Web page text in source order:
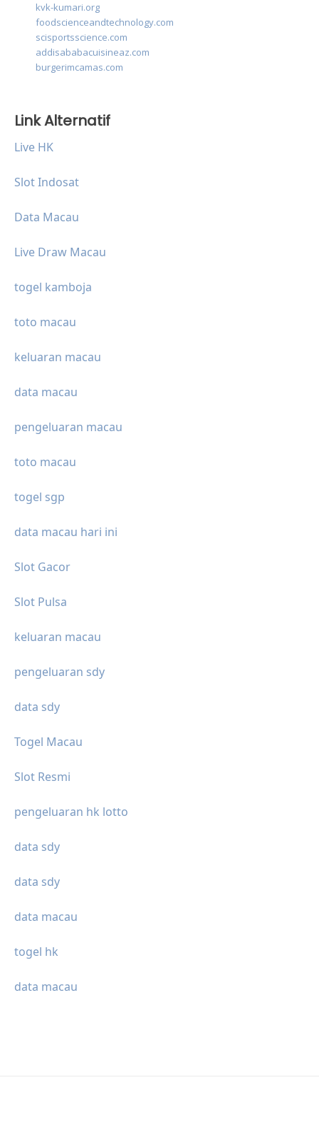
kvk-kumari.org
foodscienceandtechnology.com
scisportsscience.com
addisababacuisineaz.com
burgerimcamas.com
Link Alternatif
Live HK
Slot Indosat
Data Macau
Live Draw Macau
togel kamboja
toto macau
keluaran macau
data macau
pengeluaran macau
toto macau
togel sgp
data macau hari ini
Slot Gacor
Slot Pulsa
keluaran macau
pengeluaran sdy
data sdy
Togel Macau
Slot Resmi
pengeluaran hk lotto
data sdy
data sdy
data macau
togel hk
data macau